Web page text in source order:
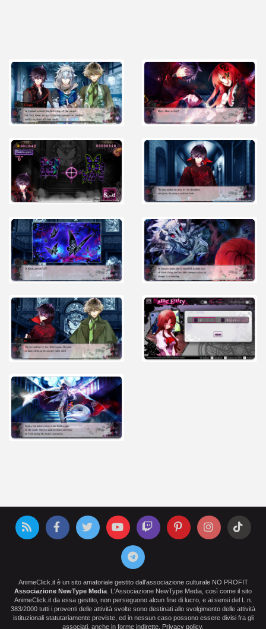
AnimeClick.it è un sito amatoriale gestito dall'associazione culturale NO PROFIT
Associazione NewType Media . L'Associazione NewType Media, così come il sito
AnimeClick.it da essa gestito, non perseguono alcun fine di lucro, e ai sensi del L.n.
383/2000 tutti i proventi delle attività svolte sono destinati allo svolgimento delle attività
istituzionali statutariamente previste, ed in nessun caso possono essere divisi fra gli
associati, anche in forme indirette. Privacy policy.